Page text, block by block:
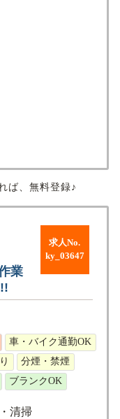
ば、無料登録♪
求人No.
ky_03647
業
車・バイク通勤OK
分煙・禁煙
ブランクOK
清掃